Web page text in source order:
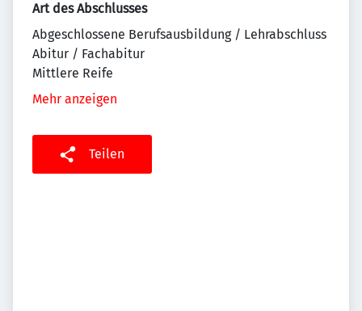
Art des Abschlusses
Abgeschlossene Berufsausbildung / Lehrabschluss
Abitur / Fachabitur
Mittlere Reife
Mehr anzeigen
Teilen